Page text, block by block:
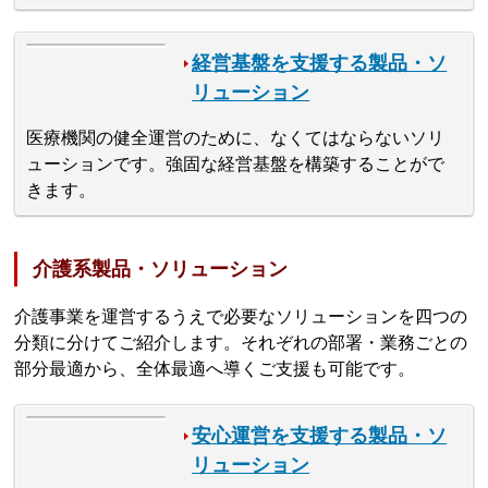
経営基盤を支援する製品・ソ
リューション
医療機関の健全運営のために、なくてはならないソリ
ューションです。強固な経営基盤を構築することがで
きます。
介護系製品・ソリューション
介護事業を運営するうえで必要なソリューションを四つの
分類に分けてご紹介します。それぞれの部署・業務ごとの
部分最適から、全体最適へ導くご支援も可能です。
安心運営を支援する製品・ソ
リューション